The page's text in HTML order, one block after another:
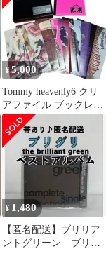
¥5,000
Tommy heavenly6 クリ
アファイル ブックレッ
ト バインダー セット
¥ 1,480
【匿名配送】ブリリア
ントグリーン ブリグ